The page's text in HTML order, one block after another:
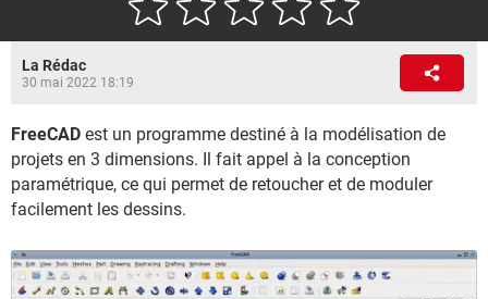
La Rédac
30 mai 2022 18:19
FreeCAD est un programme destiné à la modélisation de
projets en 3 dimensions. Il fait appel à la conception
paramétrique, ce qui permet de retoucher et de moduler
facilement les dessins.